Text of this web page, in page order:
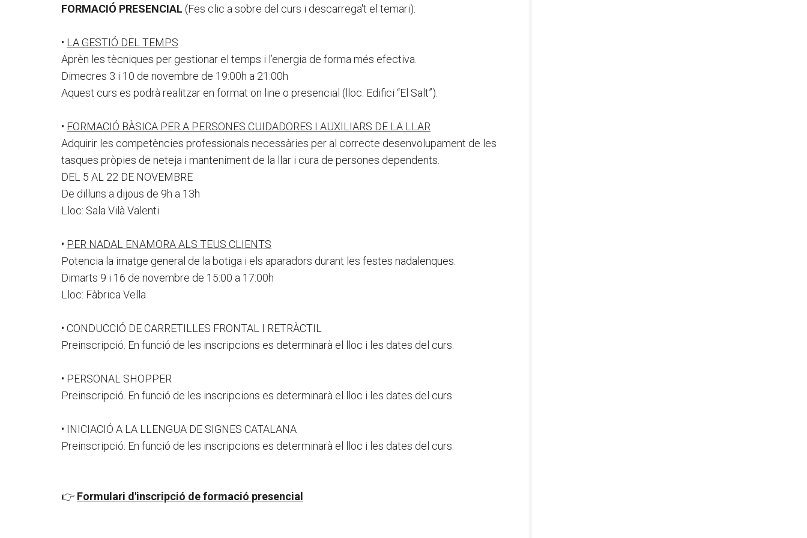
FORMACIÓ PRESENCIAL (Fes clic a sobre del curs i descarrega't el temari):
• LA GESTIÓ DEL TEMPS
Aprèn les tècniques per gestionar el temps i l’energia de forma més efectiva.
Dimecres 3 i 10 de novembre de 19:00h a 21:00h
Aquest curs es podrà realitzar en format on line o presencial (lloc: Edifici “El Salt”).
• FORMACIÓ BÀSICA PER A PERSONES CUIDADORES I AUXILIARS DE LA LLAR
Adquirir les competències professionals necessàries per al correcte desenvolupament de les
tasques pròpies de neteja i manteniment de la llar i cura de persones dependents.
DEL 5 AL 22 DE NOVEMBRE
De dilluns a dijous de 9h a 13h
Lloc: Sala Vilà Valenti
• PER NADAL ENAMORA ALS TEUS CLIENTS
Potencia la imatge general de la botiga i els aparadors durant les festes nadalenques.
Dimarts 9 i 16 de novembre de 15:00 a 17:00h
Lloc: Fàbrica Vella
• CONDUCCIÓ DE CARRETILLES FRONTAL I RETRÀCTIL
Preinscripció. En funció de les inscripcions es determinarà el lloc i les dates del curs.
• PERSONAL SHOPPER
Preinscripció. En funció de les inscripcions es determinarà el lloc i les dates del curs.
• INICIACIÓ A LA LLENGUA DE SIGNES CATALANA
Preinscripció. En funció de les inscripcions es determinarà el lloc i les dates del curs.
👉 Formulari d'inscripció de formació presencial